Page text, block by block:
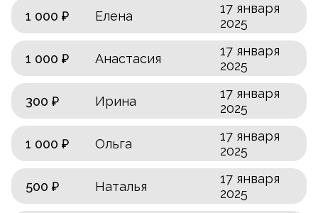
1 000 ₽ Елена
17 января
2025
1 000 ₽ Анастасия
17 января
2025
300 ₽ Ирина
17 января
2025
1 000 ₽ Ольга
17 января
2025
500 ₽ Наталья
17 января
2025